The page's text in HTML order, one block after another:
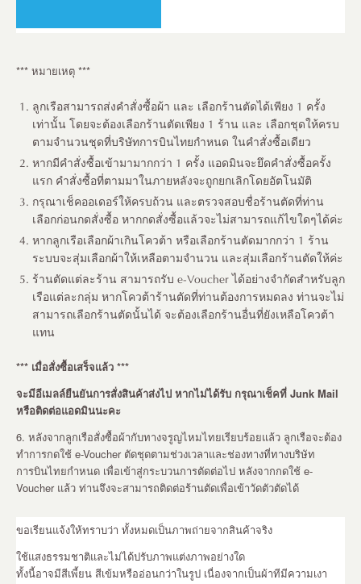
*** หมายเหตุ ***
ลูกเรือสามารถส่งคำสั่งซื้อผ้า และ เลือกร้านตัดได้เพียง 1 ครั้ง
เท่านั้น โดยจะต้องเลือกร้านตัดเพียง 1 ร้าน และ เลือกชุดให้ครบ
ตามจำนวนชุดที่บริษัทการบินไทยกำหนด ในคำสั่งซื้อเดียว
หากมีคำสั่งซื้อเข้ามามากกว่า 1 ครั้ง แอดมินจะยึดคำสั่งซื้อครั้ง
แรก คำสั่งซื้อที่ตามมาในภายหลังจะถูกยกเลิกโดยอัตโนมัติ
กรุณาเช็คออเดอร์ให้ครบถ้วน และตรวจสอบชื่อร้านตัดที่ท่าน
เลือกก่อนกดสั่งซื้อ หากกดสั่งซื้อแล้วจะไม่สามารถแก้ไขใดๆได้ค่ะ
หากลูกเรือเลือกผ้าเกินโควต้า หรือเลือกร้านตัดมากกว่า 1 ร้าน
ระบบจะสุ่มเลือกผ้าให้เหลือตามจำนวน และสุ่มเลือกร้านตัดให้ค่ะ
ร้านตัดแต่ละร้าน สามารถรับ e-Voucher ได้อย่างจำกัดสำหรับลูก
เรือแต่ละกลุ่ม หากโควต้าร้านตัดที่ท่านต้องการหมดลง ท่านจะไม่
สามารถเลือกร้านตัดนั้นได้ จะต้องเลือกร้านอื่นที่ยังเหลือโควต้า
แทน
*** เมื่อสั่งซื้อเสร็จแล้ว ***
จะมีอีเมลล์ยืนยันการสั่งสินค้าส่งไป หากไม่ได้รับ กรุณาเช็คที่ Junk Mail
หรือติดต่อแอดมินนะคะ
6. หลังจากลูกเรือสั่งซื้อผ้ากับทางจรูญไหมไทยเรียบร้อยแล้ว ลูกเรือจะต้อง
ทำการกดใช้ e-Voucher ตัดชุดตามช่วงเวลาและช่องทางที่ทางบริษัท
การบินไทยกำหนด เพื่อเข้าสู่กระบวนการตัดต่อไป หลังจากกดใช้ e-
Voucher แล้ว ท่านจึงจะสามารถติดต่อร้านตัดเพื่อเข้าวัดตัวตัดได้
ขอเรียนแจ้งให้ทราบว่า ทั้งหมดเป็นภาพถ่ายจากสินค้าจริง
ใช้แสงธรรมชาติและไม่ได้ปรับภาพแต่งภาพอย่างใด
ทั้งนี้อาจมีสีเพี้ยน สีเข้มหรืออ่อนกว่าในรูป เนื่องจากเป็นผ้าทีมีความเงา